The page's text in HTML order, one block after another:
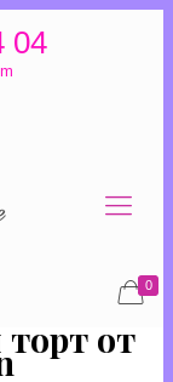
04
0
от